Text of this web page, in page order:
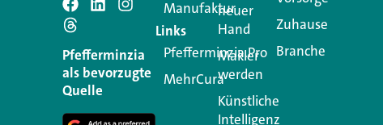
Schreiben Sie
Ihre E-Mail-Adresse wird
Kommentar
Pfefferminzia
als bevorzugte
Quelle
Manufaktur
Links
Pfefferminzia.Pro
MehrCura
neuer
Hand
Makler
werden
Künstliche
Intelligenz
Zuhause
Branche